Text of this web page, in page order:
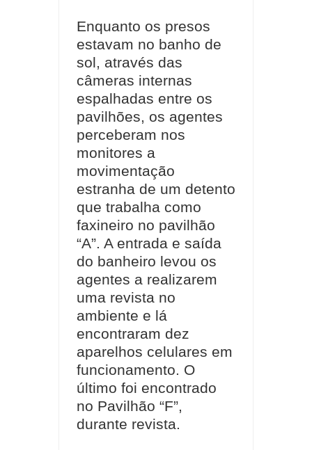
Enquanto os presos
estavam no banho de
sol, através das
câmeras internas
espalhadas entre os
pavilhões, os agentes
perceberam nos
monitores a
movimentação
estranha de um detento
que trabalha como
faxineiro no pavilhão
“A”. A entrada e saída
do banheiro levou os
agentes a realizarem
uma revista no
ambiente e lá
encontraram dez
aparelhos celulares em
funcionamento. O
último foi encontrado
no Pavilhão “F”,
durante revista.